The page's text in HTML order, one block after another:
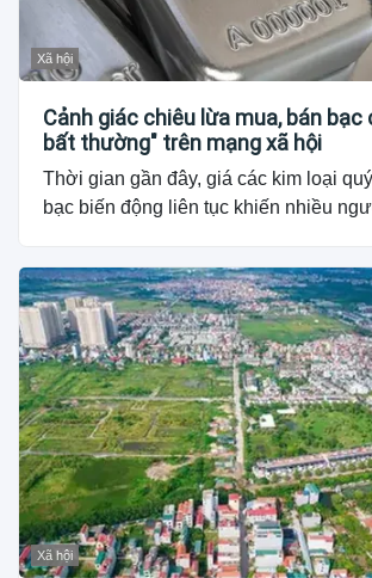
Xã hội
Cảnh giác chiêu lừa mua, bán bạc
bất thường" trên mạng xã hội
Thời gian gần đây, giá các kim loại
bạc biến động liên tục khiến nhiều
Xã hội